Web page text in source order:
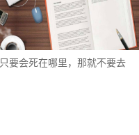
只要会死在哪里，那就不要去